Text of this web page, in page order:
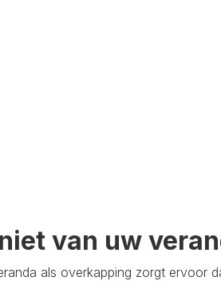
van uw
als overkapping zorgt ervoor